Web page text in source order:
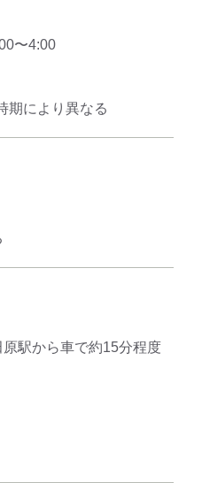
〜4:00
期により異なる
原駅から車で約15分程度